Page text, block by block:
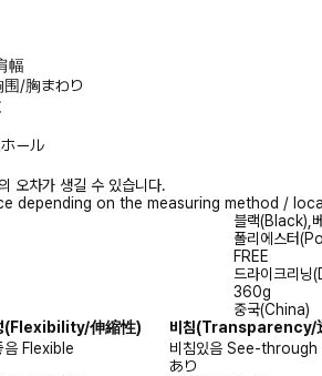
幅
/胸まわり
ール
오차가 생길 수 있습니다.
depending on the measuring method /
블랙(Black),
폴리에스터
FREE
드라이크리
360g
중국(China)
(Flexibility/伸縮性) 비침(Transparency/
음 Flexible
비침있음 See-through
あり